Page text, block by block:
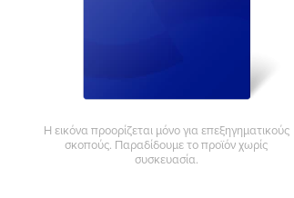
Η εικόνα προορίζεται μόνο για επεξηγηματικούς
σκοπούς. Παραδίδουμε το προϊόν χωρίς
συσκευασία.